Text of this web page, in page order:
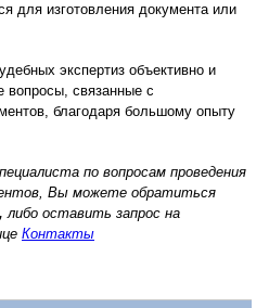
для изготовления документа или
экспертиз объективно и
вопросы, связанные с
благодаря большому опыту
по вопросам проведения
Вы можете обратиться
либо оставить запрос на
Контакты